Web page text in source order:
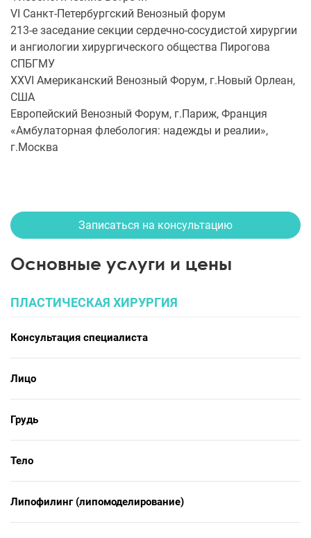
VI Санкт-Петербургский Венозный форум
213-е заседание секции сердечно-сосудистой хирургии
и ангиологии хирургического общества Пирогова
СПБГМУ
XXVI Американский Венозный Форум, г.Новый Орлеан,
США
Европейский Венозный Форум, г.Париж, Франция
«Амбулаторная флебология: надежды и реалии»,
г.Москва
Записаться на консультацию
Основные услуги и цены
ПЛАСТИЧЕСКАЯ ХИРУРГИЯ
Консультация специалиста
Лицо
Грудь
Тело
Липофилинг (липомоделирование)